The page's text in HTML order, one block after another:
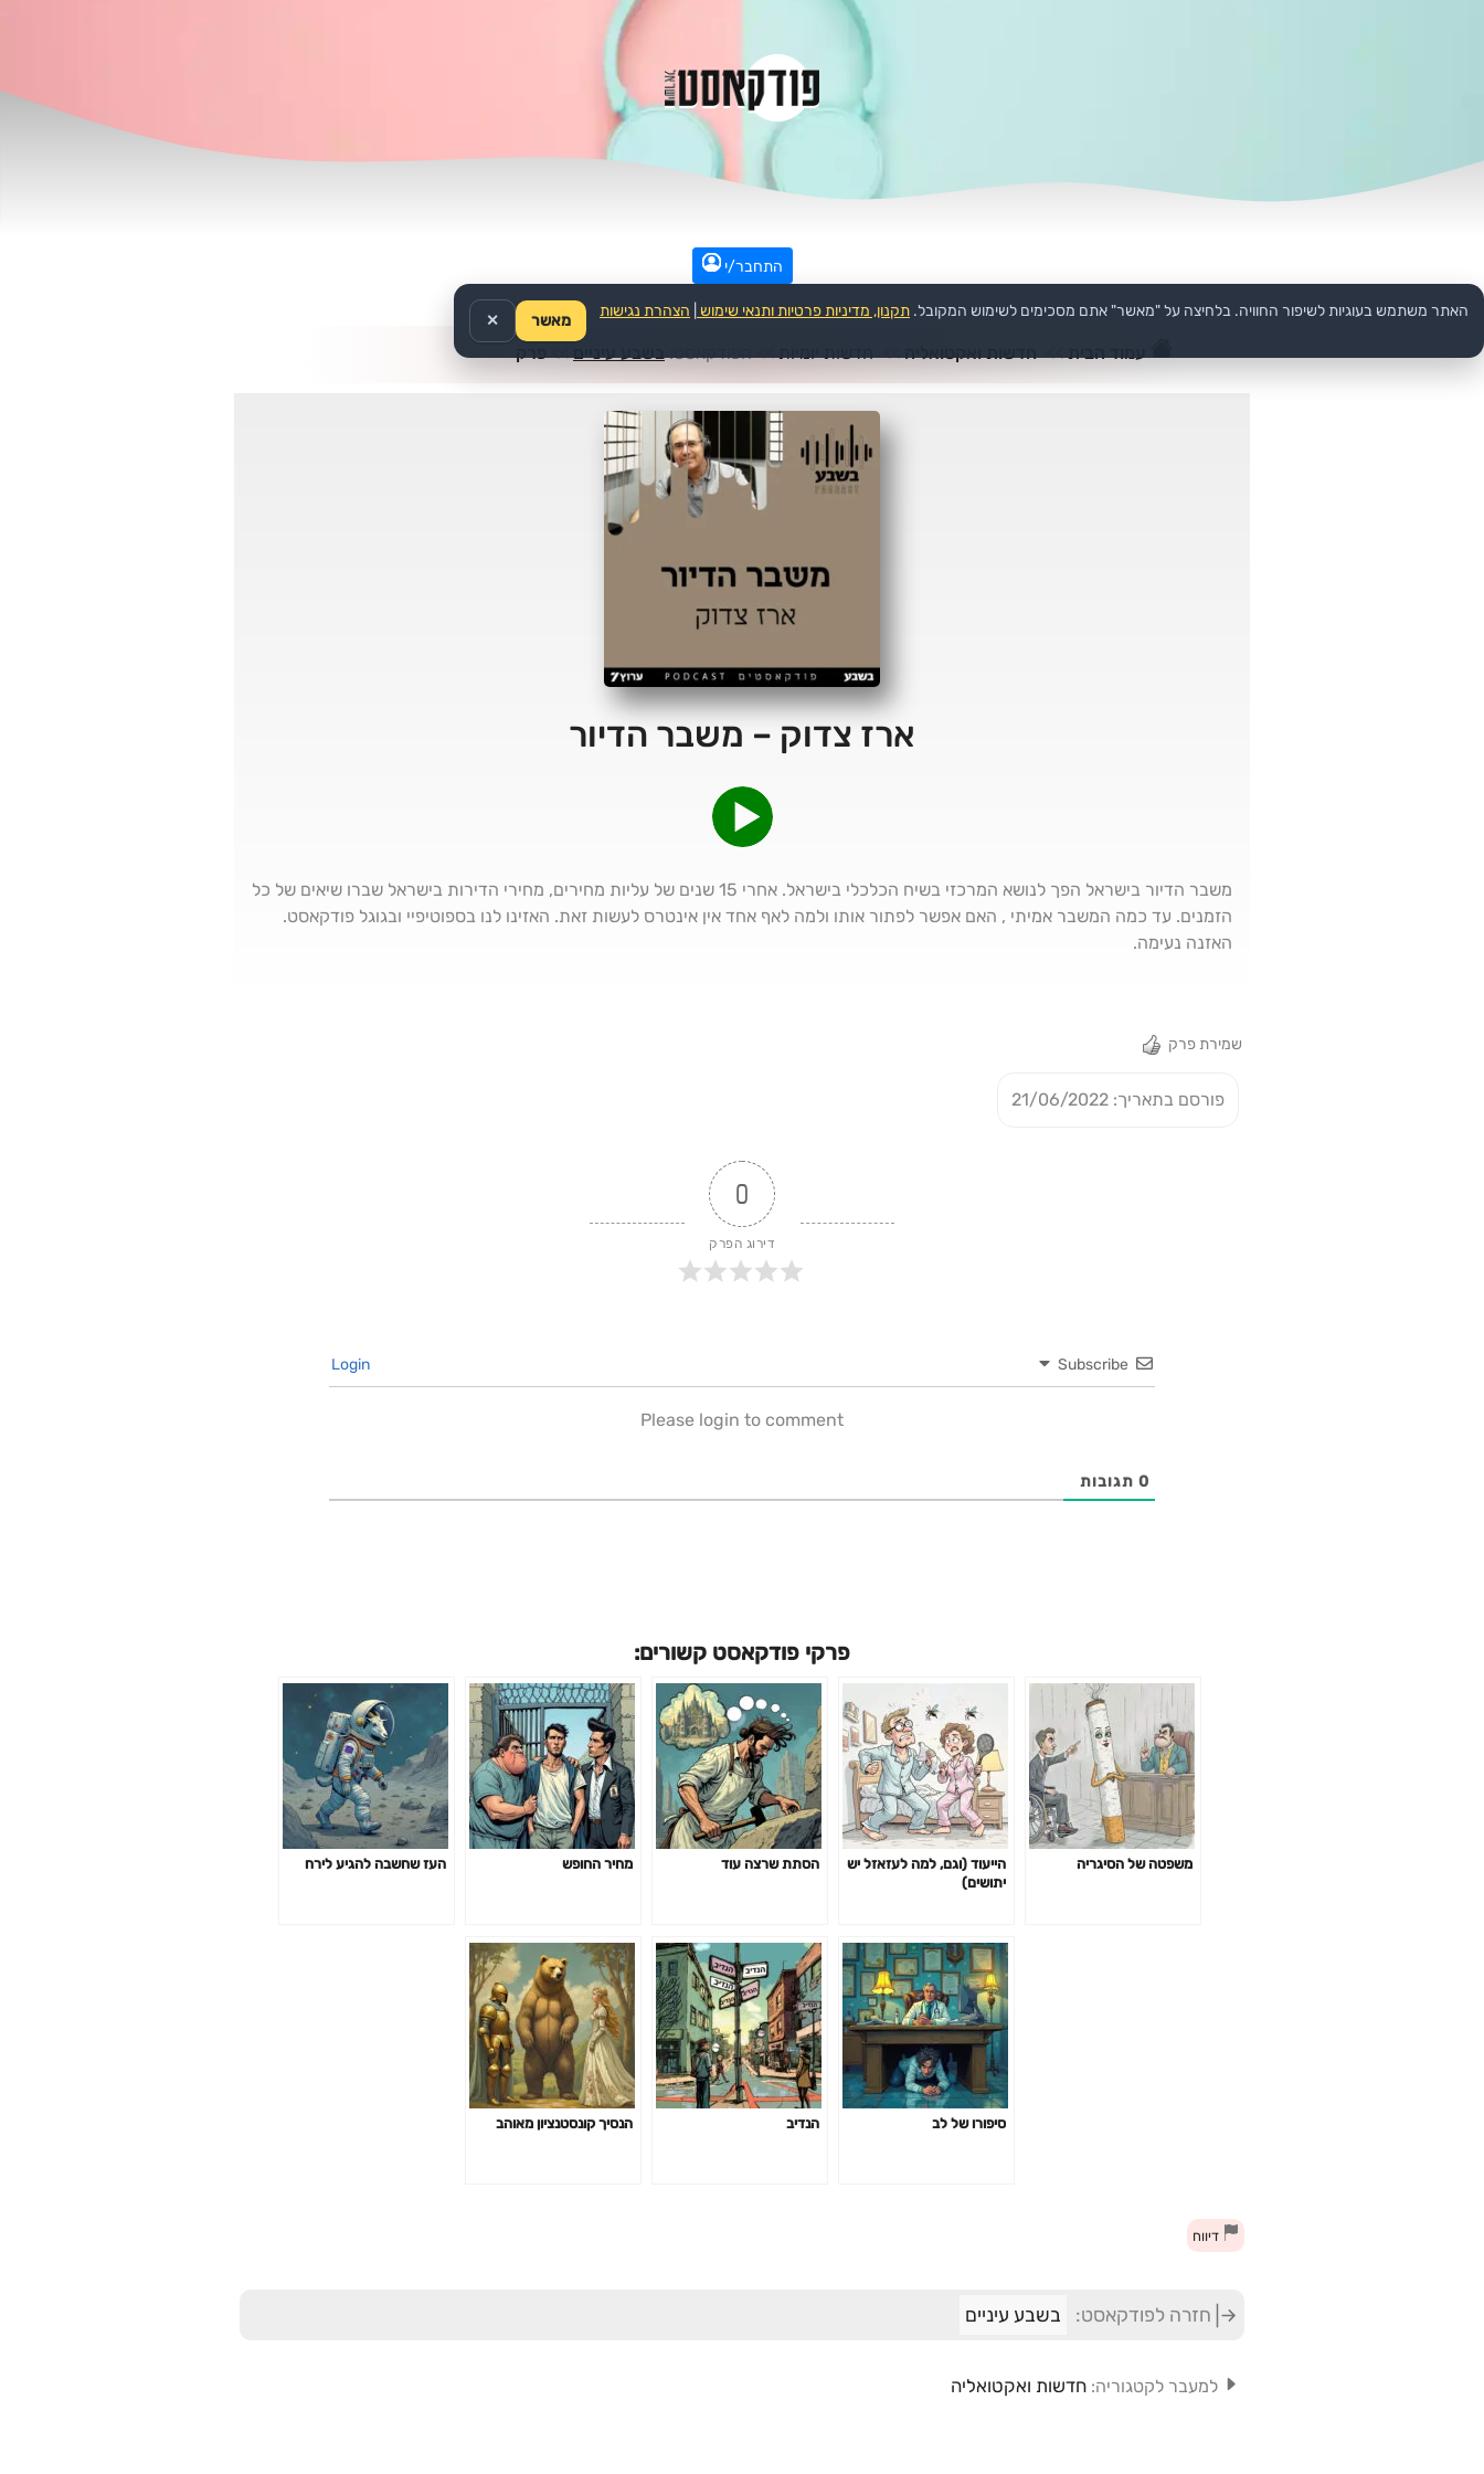
התחבר/י
עמוד הבית >> חדשות ואקטואליה >> חדשות יומיות >>הפודקאסט: בשבע עיניים >>פרק
ארז צדוק – משבר הדיור
משבר הדיור בישראל הפך לנושא המרכזי בשיח הכלכלי בישראל. אחרי 15 שנים של עליות מחירים, מחירי הדירות בישראל שברו שיאים של כל
הזמנים. עד כמה המשבר אמיתי , האם אפשר לפתור אותו ולמה לאף אחד אין אינטרס לעשות זאת. האזינו לנו בספוטיפיי ובגוגל פודקאסט.
האזנה נעימה.
שמירת פרק
פורסם בתאריך: 21/06/2022
0
דירוג הפרק
Subscribe
Please login to comment
0 תגובות
פרקי פודקאסט קשורים:
משפטה של הסיגריה
הייעוד (וגם, למה לעזאזל יש
יתושים)
הסתת שרצה עוד מחיר החופש העז שחשבה להגיע לירח
סיפורו של לב הנדיב הנסיך קונסטנציון מאוהב
דיווח
חזרה לפודקאסט: בשבע עיניים
למעבר לקטגוריה: חדשות ואקטואליה
האתר משתמש בעוגיות לשיפור החוויה. בלחיצה על "מאשר" אתם מסכימים לשימוש המקובל. תקנון, מדיניות פרטיות ותנאי שימוש הצהרת נגישות
מאשר ✕